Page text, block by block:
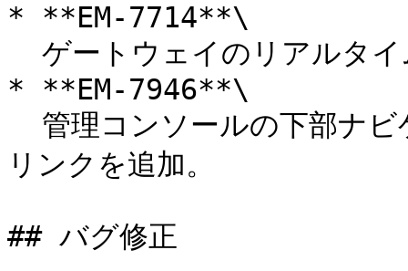
* **EM-7714**\
* **EM-7946**\
リンクを追加。
## バグ修正